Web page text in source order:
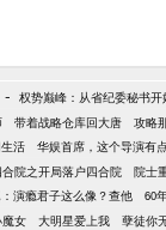
- 权势巅峰：从省纪委秘书
带着战略仓库回大唐 攻略
活 华娱首席，这个导演有
合院之开局落户四合院 院士
演瘾君子这么像？查他 60
女 大明星爱上我 孽徒你